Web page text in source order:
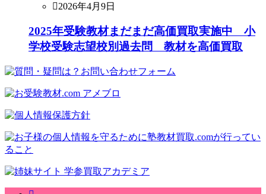
2026年4月9日
2025年受験教材まだまだ高価買取実施中 小
学校受験志望校別過去問 教材を高価買取